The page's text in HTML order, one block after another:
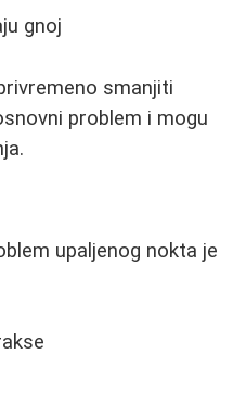
gnoj
smanjiti
problem i mogu
upaljenog nokta je